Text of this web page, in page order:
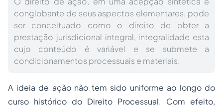
conglobante de seus aspectos elementares, pode
ser conceituado como o direito de obter a
prestação jurisdicional integral, integralidade esta
cujo conteúdo é variável e se submete a
condicionamentos processuais e materiais.
A ideia de ação não tem sido uniforme ao longo do
curso histórico do Direito Processual. Com efeito,